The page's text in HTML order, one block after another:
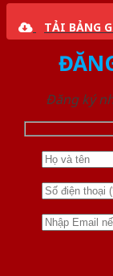
TẢI BẢNG
Đăng ký